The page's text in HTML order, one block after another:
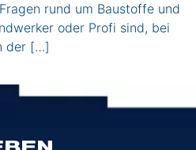
rund um Baustoffe und
oder Profi sind, bei
der […]